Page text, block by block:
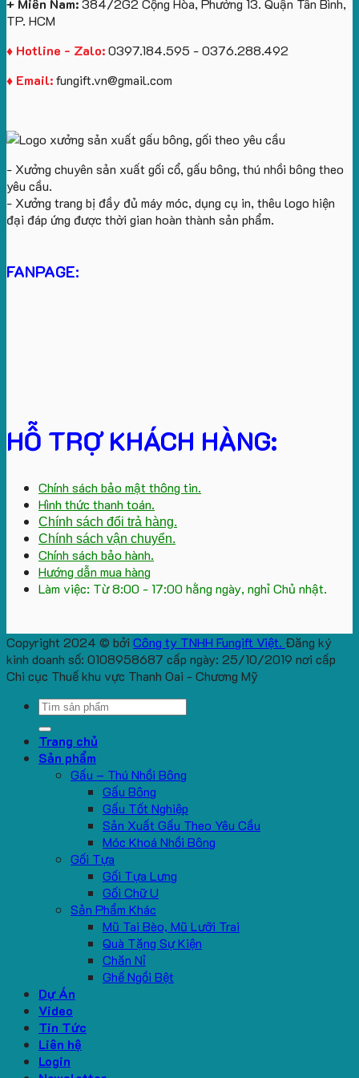
+ Miền Nam:384/2G2 Cộng Hòa, Phường 13. Quận Tân Bình,
TP. HCM
♦ Hotline - Zalo:0397.184.595 - 0376.288.492
♦ Email:fungift.vn@gmail.com
- Xưởng chuyên sản xuất gối cổ, gấu bông, thú nhồi bông theo
yêu cầu.
- Xưởng trang bị đầy đủ máy móc, dụng cụ in, thêu logo hiện
đại đáp ứng được thời gian hoàn thành sản phẩm.
FANPAGE:
HỖ TRỢ KHÁCH HÀNG:
Chính sách bảo mật thông tin.
Hình thức thanh toán.
Chính sách đổi trả hàng.
Chính sách vận chuyển.
Chính sách bảo hành.
Hướng dẫn mua hàng
Làm việc: Từ 8:00 - 17:00 hằng ngày, nghỉ Chủ nhật.
Copyright 2024 © bởi Công ty TNHH Fungift Việt. Đăng ký
kinh doanh số: 0108958687 cấp ngày: 25/10/2019 nơi cấp
Chi cục Thuế khu vực Thanh Oai - Chương Mỹ
Search
Trang chủ
Sản phẩm
Gấu – Thú Nhồi Bông
Gấu Bông
Gấu Tốt Nghiệp
Sản Xuất Gấu Theo Yêu Cầu
Móc Khoá Nhồi Bông
Gối Tựa
Gối Tựa Lưng
Gối Chữ U
Sản Phẩm Khác
Mũ Tai Bèo, Mũ Lưỡi Trai
Quà Tặng Sự Kiện
Chăn Nỉ
Ghế Ngồi Bệt
Dự Án
Video
Tin Tức
Liên hệ
Login